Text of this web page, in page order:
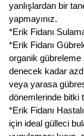
yanlışlardan bir
yapmayınız.
*Erik Fidanı
*Erik Fidanı
organik gübreleme
denecek kadar
veya yarasa
dönemlerinde bitki
*Erik Fidanı
için ideal gülleci